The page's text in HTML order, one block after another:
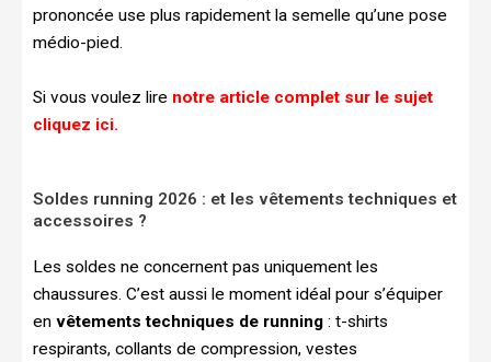
prononcée use plus rapidement la semelle qu’une pose
médio-pied.
Si vous voulez lire notre article complet sur le sujet
cliquez ici.
Soldes running 2026 : et les vêtements techniques et
accessoires ?
Les soldes ne concernent pas uniquement les
chaussures. C’est aussi le moment idéal pour s’équiper
en vêtements techniques de running : t-shirts
respirants, collants de compression, vestes